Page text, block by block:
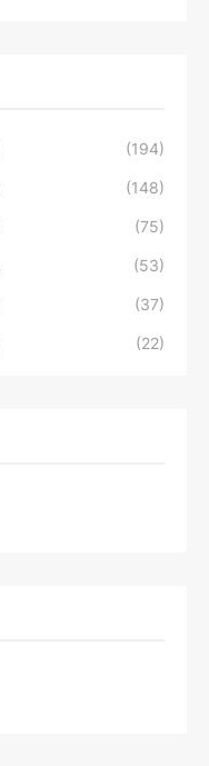
(194)
(148)
(75)
(53)
(37)
(22)